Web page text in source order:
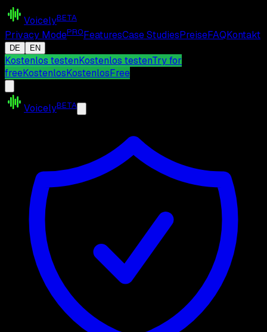
VoicelyBETA
Privacy ModePROFeaturesCase StudiesPreiseFAQKontakt
DE EN
Kostenlos testenKostenlos testenTry for
freeKostenlosKostenlosFree
VoicelyBETA